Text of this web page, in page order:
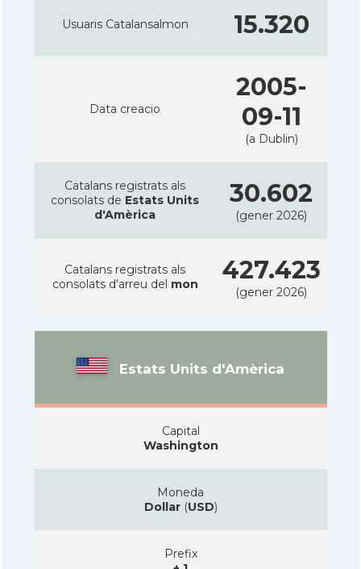
Usuaris Catalansalmon 15.320
Data creacio
2005-
09-11
(a Dublin)
Catalans registrats als
consolats de Estats Units
d'Amèrica
30.602
(gener 2026)
Catalans registrats als
consolats d'arreu del mon 427.423
(gener 2026)
Estats Units d'Amèrica
Capital
Washington
Moneda
Dollar(USD)
Prefix